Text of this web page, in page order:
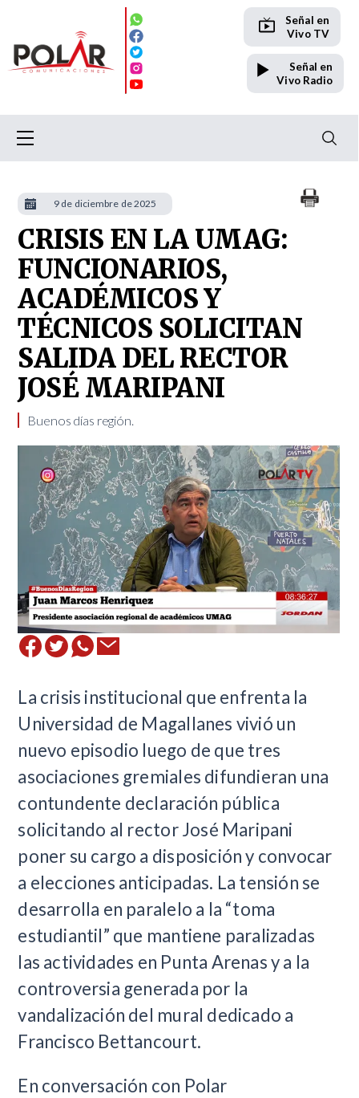
Señal en
Vivo TV
Señal en
Vivo Radio
CRISIS EN LA UMAG:
FUNCIONARIOS,
ACADÉMICOS Y
TÉCNICOS SOLICITAN
SALIDA DEL RECTOR
JOSÉ MARIPANI
Buenos días región.
La crisis institucional que enfrenta la
Universidad de Magallanes vivió un
nuevo episodio luego de que tres
asociaciones gremiales difundieran una
contundente declaración pública
solicitando al rector José Maripani
poner su cargo a disposición y convocar
a elecciones anticipadas. La tensión se
desarrolla en paralelo a la “toma
estudiantil” que mantiene paralizadas
las actividades en Punta Arenas y a la
controversia generada por la
vandalización del mural dedicado a
Francisco Bettancourt.
En conversación con Polar
9 de diciembre de 2025